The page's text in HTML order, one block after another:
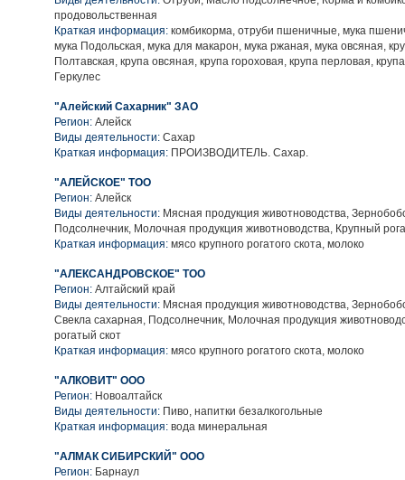
продовольственная
Краткая информация: комбикорма, отруби пшеничные, мука
мука Подольская, мука для макарон, мука ржаная, мука овсяная,
Полтавская, крупа овсяная, крупа гороховая, крупа перловая,
Геркулес
"Алейский Сахарник" ЗАО
Регион: Алейск
Виды деятельности: Сахар
Краткая информация: ПРОИЗВОДИТЕЛЬ. Сахар.
"АЛЕЙСКОЕ" ТОО
Регион: Алейск
Виды деятельности: Мясная продукция животноводства,
Подсолнечник, Молочная продукция животноводства, Крупный
Краткая информация: мясо крупного рогатого скота, молоко
"АЛЕКСАНДРОВСКОЕ" ТОО
Регион: Алтайский край
Виды деятельности: Мясная продукция животноводства,
Свекла сахарная, Подсолнечник, Молочная продукция
рогатый скот
Краткая информация: мясо крупного рогатого скота, молоко
"АЛКОВИТ" ООО
Регион: Новоалтайск
Виды деятельности: Пиво, напитки безалкогольные
Краткая информация: вода минеральная
"АЛМАК СИБИРСКИЙ" ООО
Регион: Барнаул